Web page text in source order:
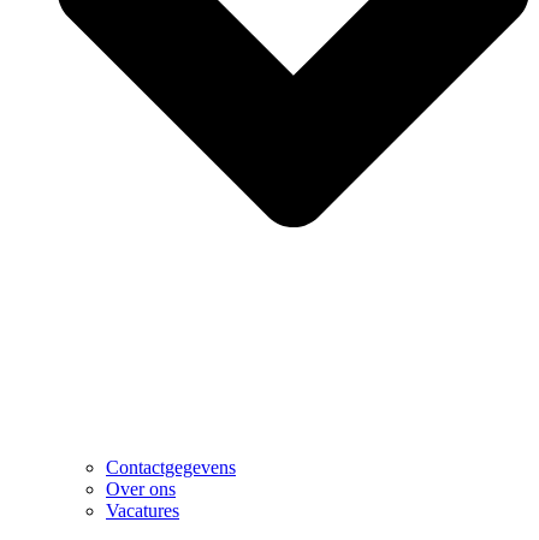
Contactgegevens
Over ons
Vacatures